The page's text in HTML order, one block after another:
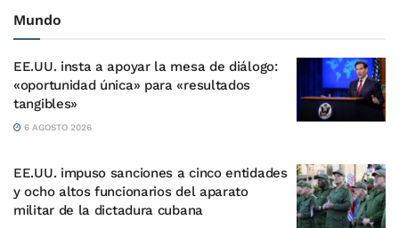
Mundo
EE.UU. insta a apoyar la mesa de diálogo:
«oportunidad única» para «resultados
tangibles»
6 AGOSTO 2026
EE.UU. impuso sanciones a cinco entidades
y ocho altos funcionarios del aparato
militar de la dictadura cubana